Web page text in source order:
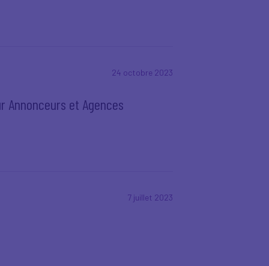
24 octobre 2023
Annonceurs et Agences
7 juillet 2023